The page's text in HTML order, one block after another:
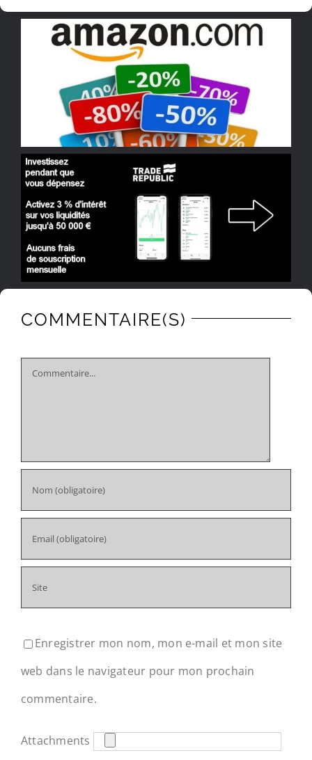
COMMENTAIRE(S)
Comment
Enregistrer mon nom, mon e-mail et mon site
web dans le navigateur pour mon prochain
commentaire.
Attachments